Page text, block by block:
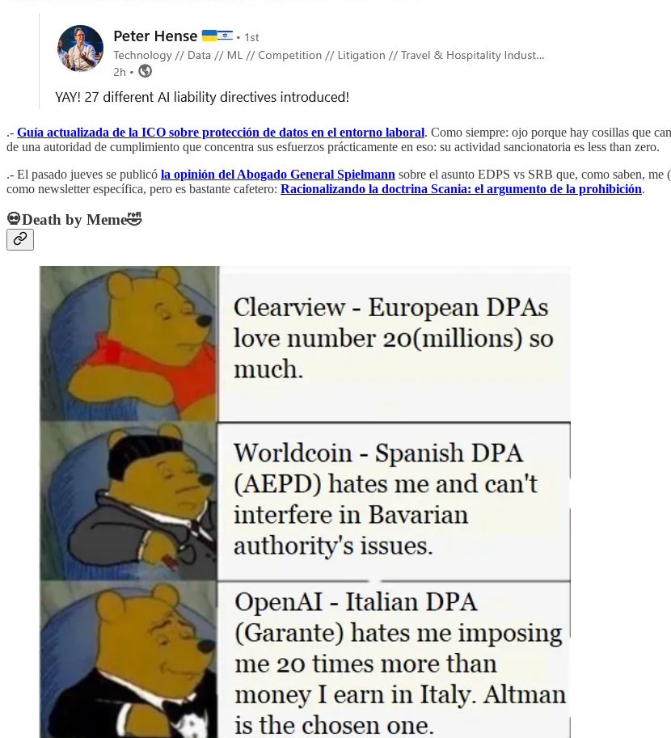
.- Guía actualizada de la ICO sobre protección de datos en el entorno laboral. Como siempre: ojo porque hay cosillas que
de una autoridad de cumplimiento que concentra sus esfuerzos prácticamente en eso: su actividad sancionatoria es less than zero.
.- El pasado jueves se publicó la opinión del Abogado General Spielmann sobre el asunto EDPS vs SRB que, como saben,
como newsletter específica, pero es bastante cafetero: Racionalizando la doctrina Scania: el argumento de la prohibición.
💀Death by Meme🤣